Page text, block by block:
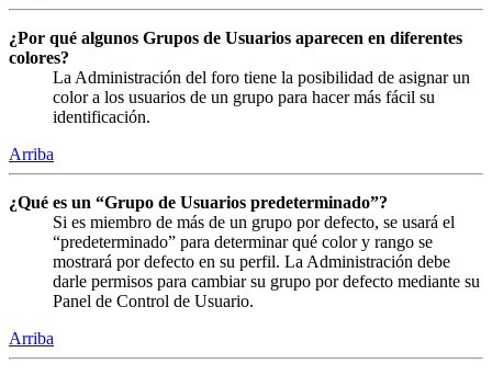
¿Por qué algunos Grupos de Usuarios aparecen en diferentes
colores?
La Administración del foro tiene la posibilidad de asignar un
color a los usuarios de un grupo para hacer más fácil su
identificación.
Arriba
¿Qué es un “Grupo de Usuarios predeterminado”?
Si es miembro de más de un grupo por defecto, se usará el
“predeterminado” para determinar qué color y rango se
mostrará por defecto en su perfil. La Administración debe
darle permisos para cambiar su grupo por defecto mediante su
Panel de Control de Usuario.
Arriba